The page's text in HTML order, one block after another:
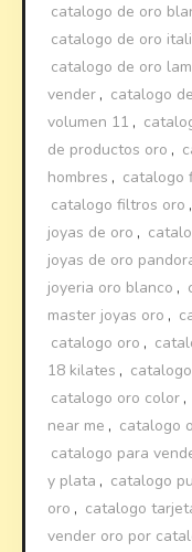
catalogo de oro
catalogo de oro
catalogo de oro
vender , catalogo
volumen 11 ,
de productos oro ,
hombres , catalogo
catalogo filtros oro ,
joyas de oro ,
joyas de oro
joyeria oro blanco ,
master joyas oro ,
catalogo oro ,
18 kilates ,
catalogo oro color ,
near me , catalogo
catalogo para
y plata , catalogo
oro , catalogo
vender oro por